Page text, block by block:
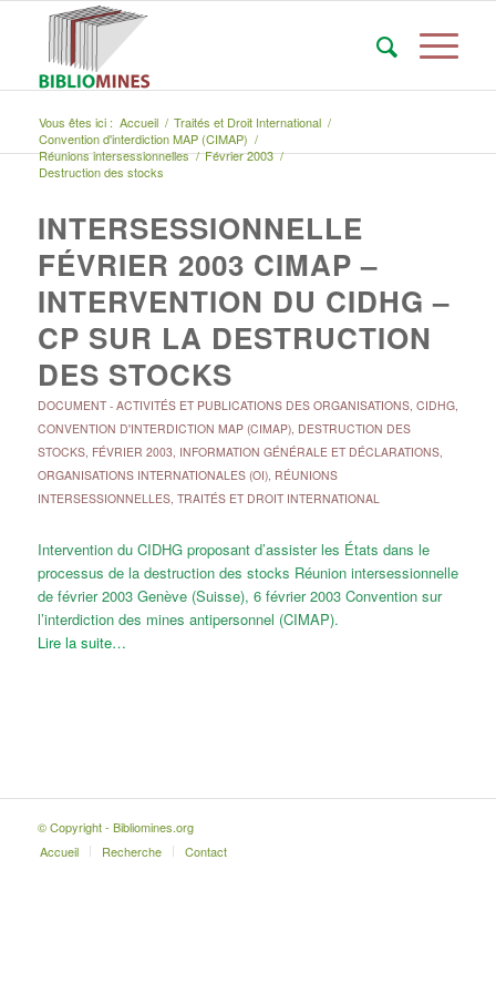
Vous êtes ici : Accueil / Traités et Droit International /
Convention d'interdiction MAP (CIMAP) /
Réunions intersessionnelles / Février 2003 /
Destruction des stocks
INTERSESSIONNELLE
FÉVRIER 2003 CIMAP –
INTERVENTION DU CIDHG –
CP SUR LA DESTRUCTION
DES STOCKS
DOCUMENT- ACTIVITÉS ET PUBLICATIONS DES ORGANISATIONS, CIDHG,
CONVENTION D'INTERDICTION MAP (CIMAP), DESTRUCTION DES
STOCKS, FÉVRIER 2003, INFORMATION GÉNÉRALE ET DÉCLARATIONS,
ORGANISATIONS INTERNATIONALES (OI), RÉUNIONS
INTERSESSIONNELLES, TRAITÉS ET DROIT INTERNATIONAL
Intervention du CIDHG proposant d’assister les États dans le
processus de la destruction des stocks Réunion intersessionnelle
de février 2003 Genève (Suisse), 6 février 2003 Convention sur
l’interdiction des mines antipersonnel (CIMAP).
Lire la suite…
© Copyright - Bibliomines.org
Accueil
Recherche Contact